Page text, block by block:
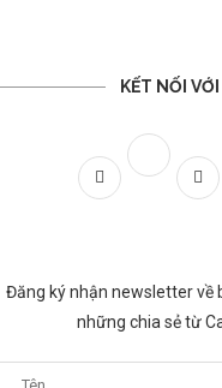
KẾT NỐI
Đăng ký nhận newsletter về
những chia sẻ từ